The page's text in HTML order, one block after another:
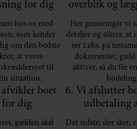
for dig
hos os med
som kender
om den bedste
at vores
til
situation.
overblik og
Her gennemgår vi
detaljer og sikrer, at
ser f.eks. på
dokumenter, gæld
aktiver, så du får
boet
for dig
gælden skal
6. Vi afslutter
udbetaling
Det sidste, der sker,